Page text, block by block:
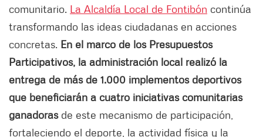
comunitario. La Alcaldía Local de Fontibón continúa
transformando las ideas ciudadanas en acciones
concretas. En el marco de los Presupuestos
Participativos, la administración local realizó la
entrega de más de 1.000 implementos deportivos
que beneficiarán a cuatro iniciativas comunitarias
ganadorasde este mecanismo de participación,
fortaleciendo el deporte, la actividad física y la